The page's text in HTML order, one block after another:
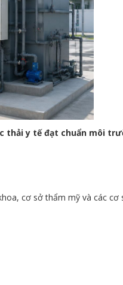
thải y tế đạt chuẩn môi
cơ sở thẩm mỹ và các cơ